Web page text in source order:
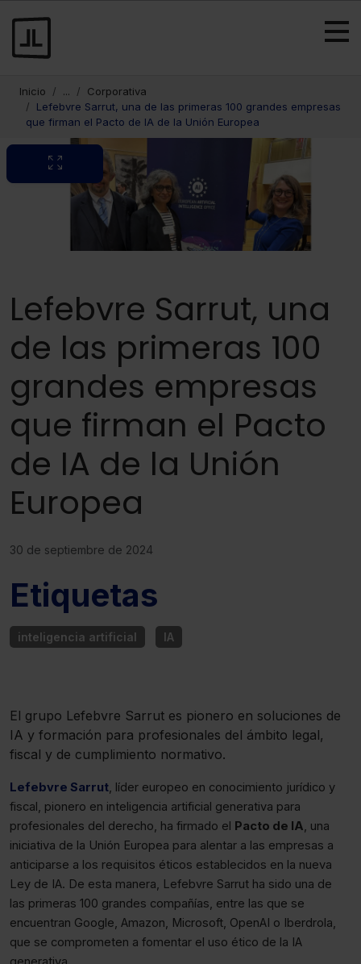
Inicio ...
Corporativa
Lefebvre Sarrut, una de las primeras 100 grandes empresas
que firman el Pacto de IA de la Unión Europea
Lefebvre Sarrut, una
de las primeras 100
grandes empresas
que firman el Pacto
de IA de la Unión
Europea
30 de septiembre de 2024
El grupo Lefebvre Sarrut es pionero en soluciones de
IA y formación para profesionales del ámbito legal,
fiscal y de cumplimiento normativo.
Lefebvre Sarrut, líder europeo en conocimiento jurídico y
fiscal, pionero en inteligencia artificial generativa para
profesionales del derecho, ha firmado el Pacto de IA, una
iniciativa de la Unión Europea para alentar a las empresas a
anticiparse a los requisitos éticos establecidos en la nueva
Ley de IA. De esta manera, Lefebvre Sarrut ha sido una de
las primeras 100 grandes compañías, entre las que se
encuentran Google, Amazon, Microsoft, OpenAI o Iberdrola,
que se comprometen a fomentar el uso ético de la IA
Etiquetas
inteligencia artificial IA